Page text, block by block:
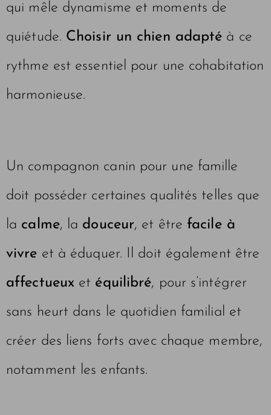
qui mêle dynamisme et moments de
quiétude. Choisir un chien adapté à ce
rythme est essentiel pour une cohabitation
harmonieuse.
Un compagnon canin pour une famille
doit posséder certaines qualités telles que
la calme, la douceur, et être facile à
vivre et à éduquer. Il doit également être
affectueux et équilibré, pour s’intégrer
sans heurt dans le quotidien familial et
créer des liens forts avec chaque membre,
notamment les enfants.